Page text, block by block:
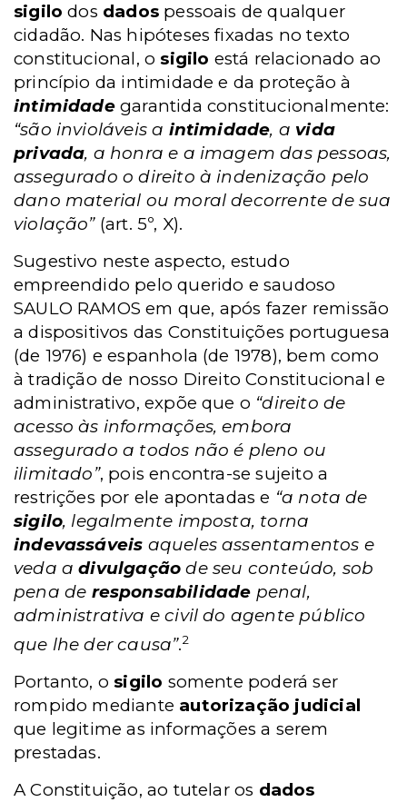
sigilo dos dados pessoais de qualquer
cidadão. Nas hipóteses fixadas no texto
constitucional, o sigilo está relacionado ao
princípio da intimidade e da proteção à
intimidadegarantida constitucionalmente:
“são invioláveis a intimidade, a vida
privada, a honra e a imagem das pessoas,
assegurado o direito à indenização pelo
dano material ou moral decorrente de sua
violação” (art. 5º, X).
Sugestivo neste aspecto, estudo
empreendido pelo querido e saudoso
SAULO RAMOS em que, após fazer remissão
a dispositivos das Constituições portuguesa
(de 1976) e espanhola (de 1978), bem como
à tradição de nosso Direito Constitucional e
administrativo, expõe que o “direito de
acesso às informações, embora
assegurado a todos não é pleno ou
ilimitado”, pois encontra-se sujeito a
restrições por ele apontadas e “a nota de
sigilo, legalmente imposta, torna
indevassáveis aqueles assentamentos e
veda adivulgação de seu conteúdo, sob
pena de responsabilidade penal,
administrativa e civil do agente público
que lhe der causa”.2
Portanto, o sigilo somente poderá ser
rompido mediante autorização judicial
que legitime as informações a serem
prestadas.
A Constituição, ao tutelar os dados